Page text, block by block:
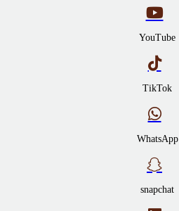
YouTube
TikTok
WhatsApp
snapchat